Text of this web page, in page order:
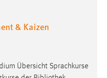
& Kaizen
Übersicht Sprachkurse
und Social Media
werden von diesen